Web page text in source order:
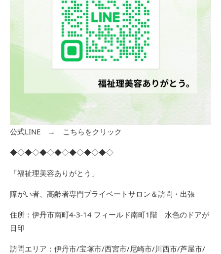
公式LINE → こちらをクリック
◆◇◆◇◆◇◆◇◆◇◆◇◆◇
「福祉理美容ありがとう」
障がい者、高齢者専門プライベートサロン＆訪問・出張
住所：伊丹市南町4-3-14 フィールド南町1階 水色のドアが
目印
訪問エリア：伊丹市/宝塚市/西宮市/尼崎市/川西市/芦屋市/